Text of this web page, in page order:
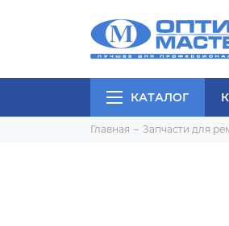
КАТАЛОГ
Главная Запчасти для